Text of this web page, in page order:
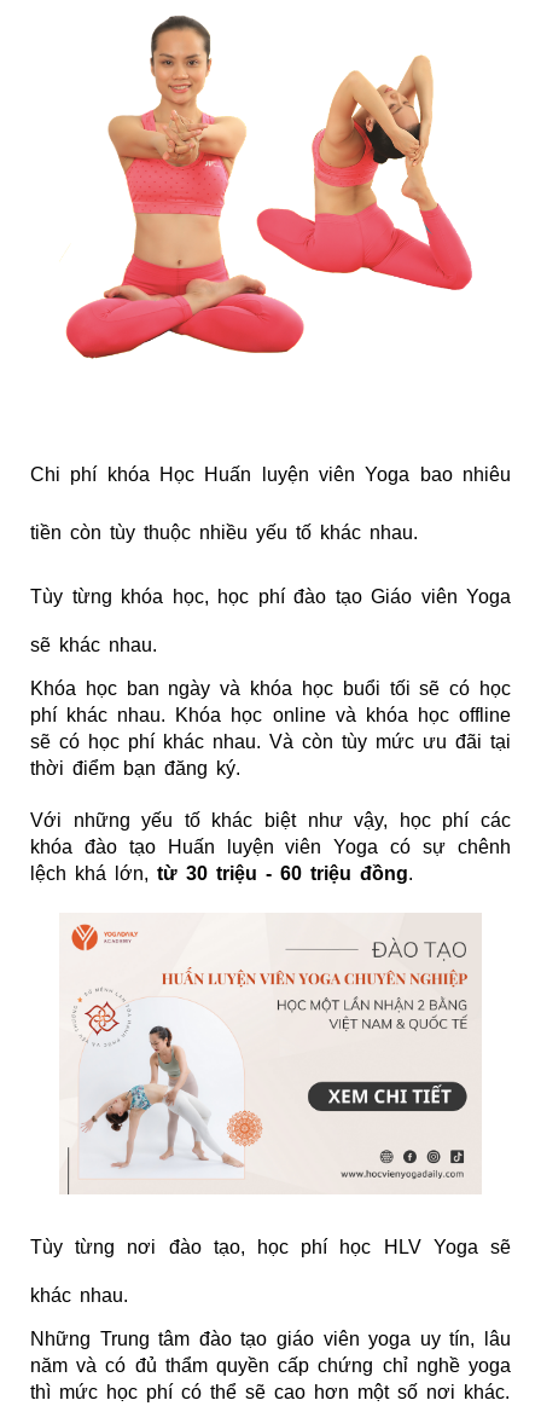
Chi phí khóa Học Huấn luyện viên Yoga bao nhiêu
tiền còn tùy thuộc nhiều yếu tố khác nhau.
Tùy từng khóa học, học phí đào tạo Giáo viên Yoga
sẽ khác nhau.
Khóa học ban ngày và khóa học buổi tối sẽ có học
phí khác nhau. Khóa học online và khóa học offline
sẽ có học phí khác nhau. Và còn tùy mức ưu đãi tại
thời điểm bạn đăng ký.
Với những yếu tố khác biệt như vậy, học phí các
khóa đào tạo Huấn luyện viên Yoga có sự chênh
lệch khá lớn, từ 30 triệu - 60 triệu đồng.
Tùy từng nơi đào tạo, học phí học HLV Yoga sẽ
khác nhau.
Những Trung tâm đào tạo giáo viên yoga uy tín, lâu
năm và có đủ thẩm quyền cấp chứng chỉ nghề yoga
thì mức học phí có thể sẽ cao hơn một số nơi khác.